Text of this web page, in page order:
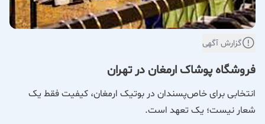
گزارش آگهی
فروشگاه پوشاک ارمغان در تهران
انتخابی برای خاص‌پسندان در بوتیک ارمغان، کیفیت فقط یک
شعار نیست؛ یک تعهد است.